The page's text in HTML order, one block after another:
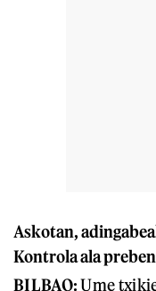
Askotan,
Kontrola ala
BILBAO:Ume